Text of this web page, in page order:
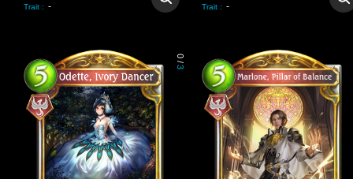
Trait : - Trait : -
0
/
3